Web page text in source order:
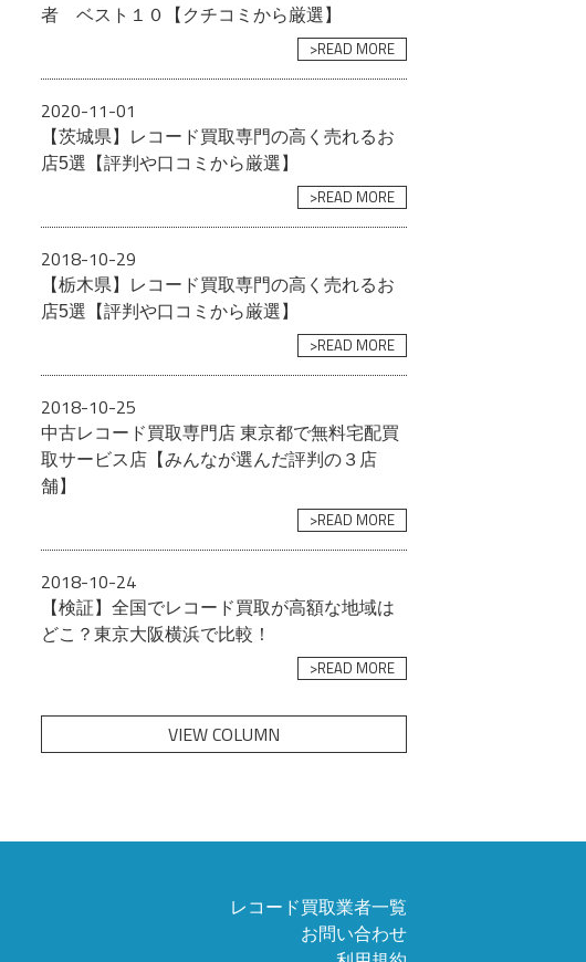
者 ベスト１０【クチコミから厳選】
>READ MORE
2020-11-01
【茨城県】レコード買取専門の高く売れるお
店5選【評判や口コミから厳選】
>READ MORE
2018-10-29
【栃木県】レコード買取専門の高く売れるお
店5選【評判や口コミから厳選】
>READ MORE
2018-10-25
中古レコード買取専門店 東京都で無料宅配買
取サービス店【みんなが選んだ評判の３店
舗】
>READ MORE
2018-10-24
【検証】全国でレコード買取が高額な地域は
どこ？東京大阪横浜で比較！
>READ MORE
VIEW COLUMN
レコード買取業者一覧
お問い合わせ